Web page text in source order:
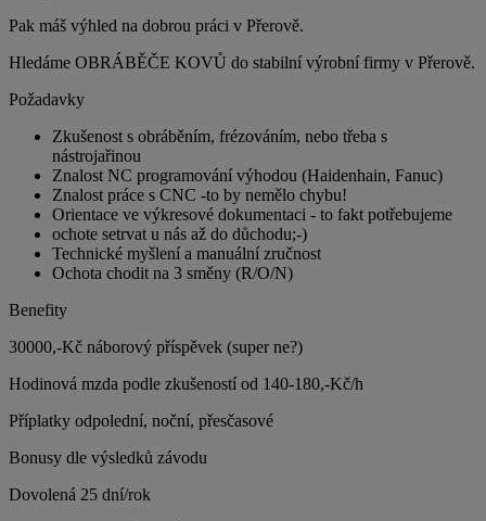
Pak máš výhled na dobrou práci v Přerově.
Hledáme OBRÁBĚČE KOVŮ do stabilní výrobní firmy v Přerově.
Požadavky
Zkušenost s obráběním, frézováním, nebo třeba s
nástrojařinou
Znalost NC programování výhodou (Haidenhain, Fanuc)
Znalost práce s CNC -to by nemělo chybu!
Orientace ve výkresové dokumentaci - to fakt potřebujeme
ochote setrvat u nás až do důchodu;-)
Technické myšlení a manuální zručnost
Ochota chodit na 3 směny (R/O/N)
Benefity
30000,-Kč náborový příspěvek (super ne?)
Hodinová mzda podle zkušeností od 140-180,-Kč/h
Příplatky odpolední, noční, přesčasové
Bonusy dle výsledků závodu
Dovolená 25 dní/rok